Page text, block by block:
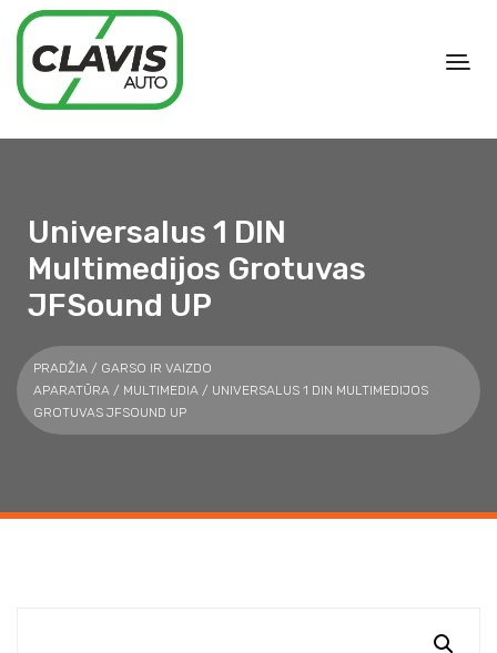
Universalus 1 DIN
Multimedijos Grotuvas
JFSound UP
PRADŽIA / GARSO IR VAIZDO
APARATŪRA / MULTIMEDIA / UNIVERSALUS 1 DIN MULTIMEDIJOS
GROTUVAS JFSOUND UP